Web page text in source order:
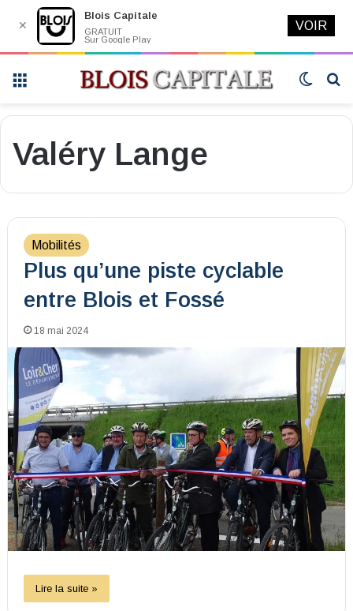
Switch
Valéry Lange
Mobilités
Plus qu’une piste cyclable
entre Blois et Fossé
18 mai 2024
Lire la suite »
✕
Blois Capitale
GRATUIT
Sur Google Play
VOIR